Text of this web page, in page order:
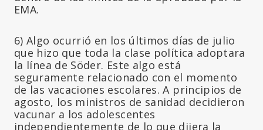
EMA.
6) Algo ocurrió en los últimos días de julio
que hizo que toda la clase política adoptara
la línea de Söder. Este algo está
seguramente relacionado con el momento
de las vacaciones escolares. A principios de
agosto, los ministros de sanidad decidieron
vacunar a los adolescentes
independientemente de lo que dijera la